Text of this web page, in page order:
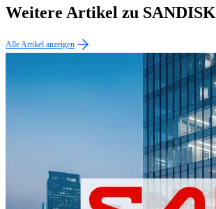
Weitere Artikel zu SANDISK
Alle Artikel anzeigen